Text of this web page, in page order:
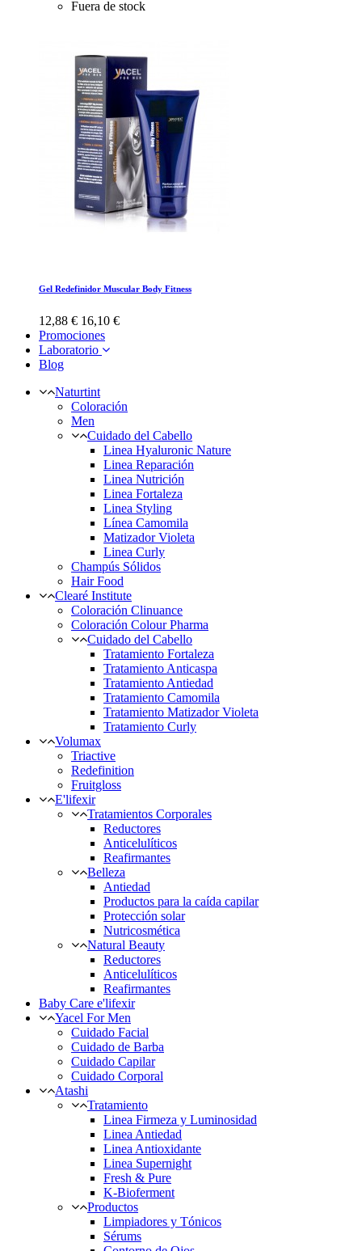
Fuera de stock
Gel Redefinidor Muscular Body Fitness
12,88 € 16,10 €
Promociones
Laboratorio
Blog
Naturtint
Coloración
Men
Cuidado del Cabello
Linea Hyaluronic Nature
Linea Reparación
Linea Nutrición
Linea Fortaleza
Linea Styling
Línea Camomila
Matizador Violeta
Linea Curly
Champús Sólidos
Hair Food
Clearé Institute
Coloración Clinuance
Coloración Colour Pharma
Cuidado del Cabello
Tratamiento Fortaleza
Tratamiento Anticaspa
Tratamiento Antiedad
Tratamiento Camomila
Tratamiento Matizador Violeta
Tratamiento Curly
Volumax
Triactive
Redefinition
Fruitgloss
E'lifexir
Tratamientos Corporales
Reductores
Anticelulíticos
Reafirmantes
Belleza
Antiedad
Productos para la caída capilar
Protección solar
Nutricosmética
Natural Beauty
Reductores
Anticelulíticos
Reafirmantes
Baby Care e'lifexir
Yacel For Men
Cuidado Facial
Cuidado de Barba
Cuidado Capilar
Cuidado Corporal
Atashi
Tratamiento
Linea Firmeza y Luminosidad
Linea Antiedad
Linea Antioxidante
Linea Supernight
Fresh & Pure
K-Bioferment
Productos
Limpiadores y Tónicos
Sérums